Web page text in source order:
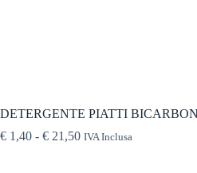
DETERGENTE PIATTI
€ 1,40 - € 21,50 IVA Inclusa